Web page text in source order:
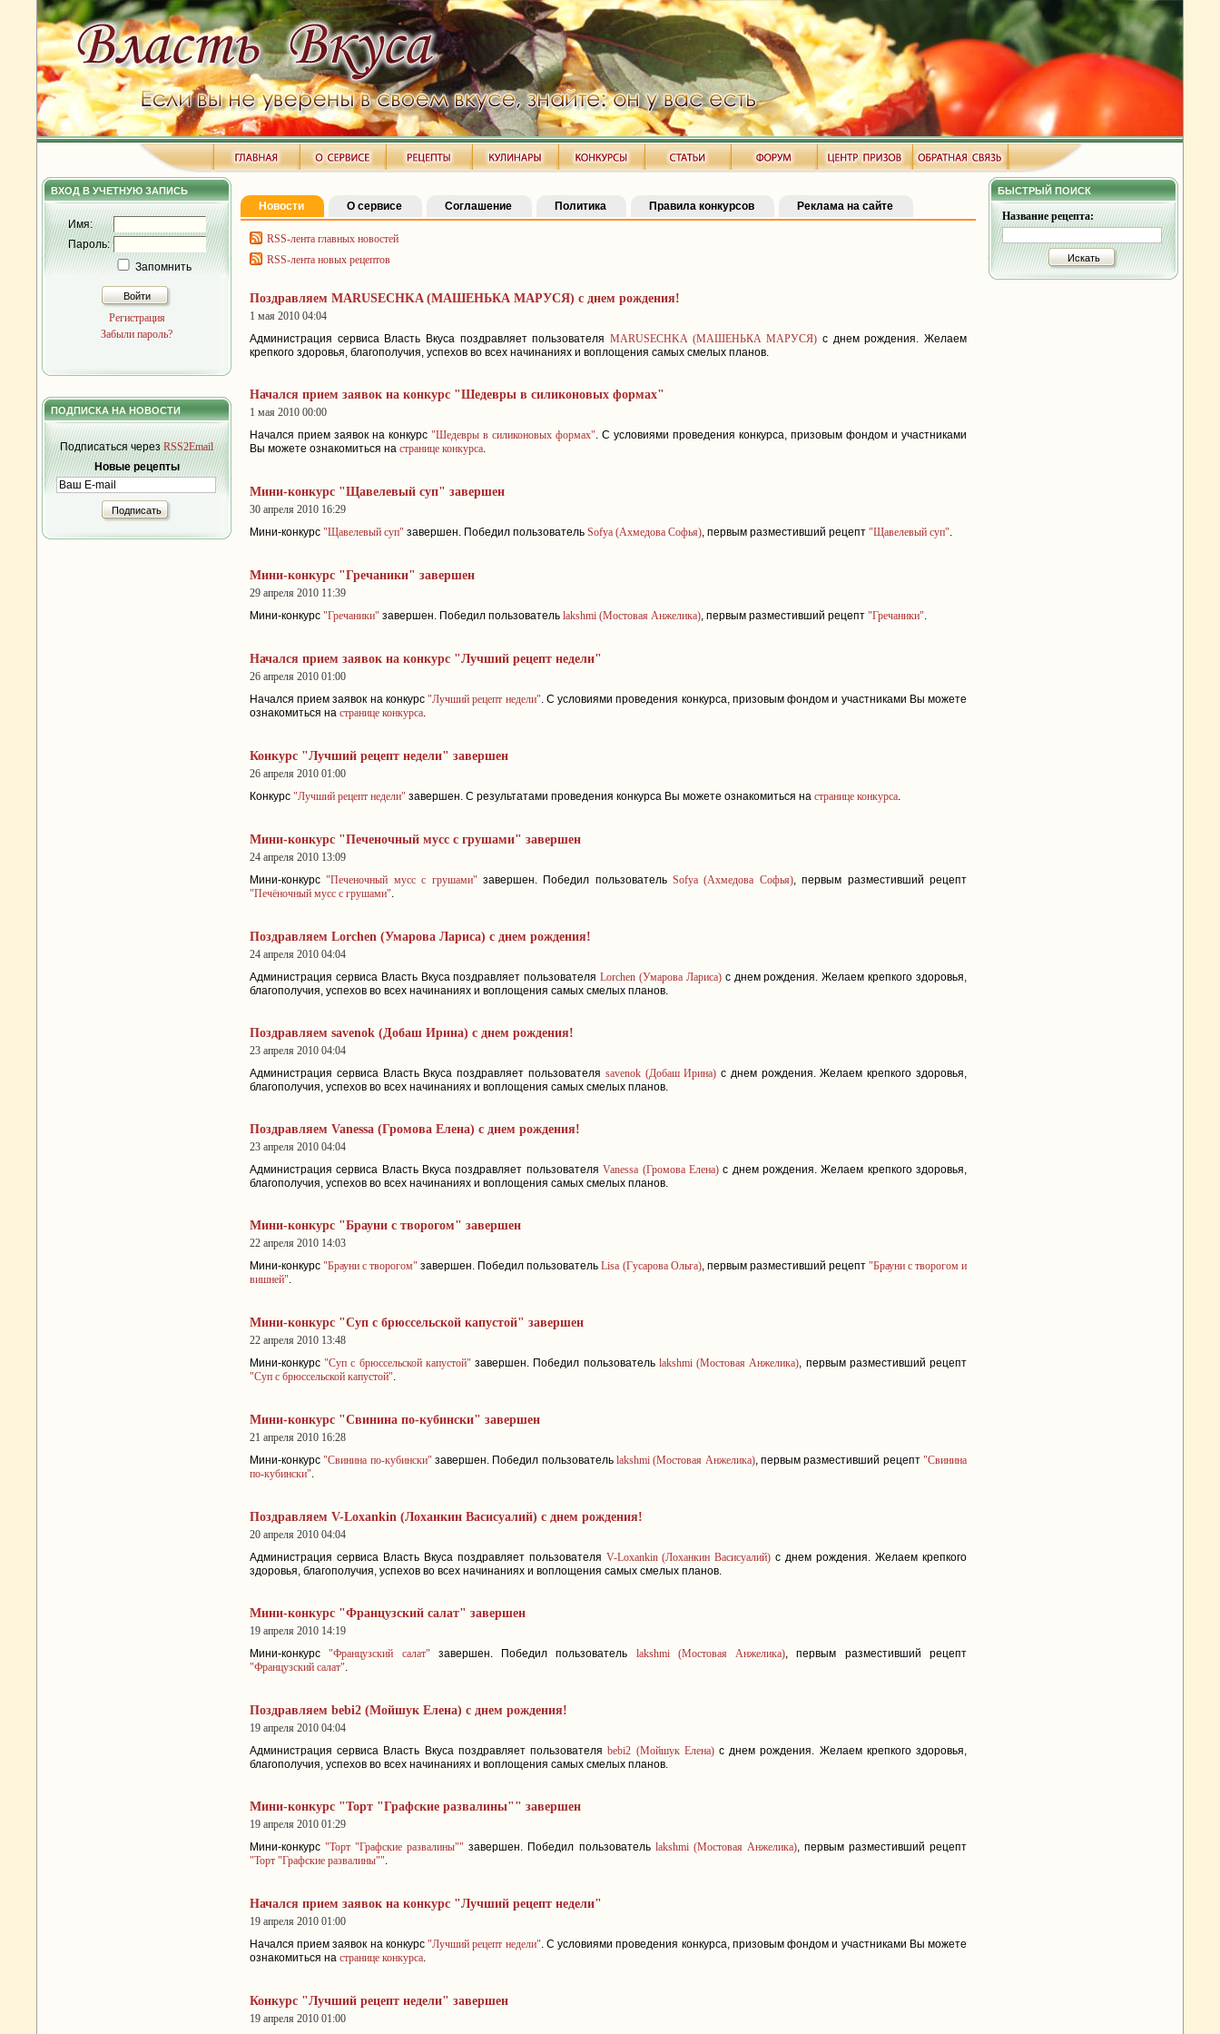
ВХОД В УЧЕТНУЮ ЗАПИСЬ
Имя:
Пароль:
Запомнить
Войти
Регистрация
Забыли пароль?
ПОДПИСКА НА НОВОСТИ
Подписаться черезRSS2Email
Новые рецепты
Подписать
Новости О сервисе Соглашение Политика Правила конкурсов Реклама на сайте
RSS-лента главных новостей
RSS-лента новых рецептов
Поздравляем MARUSECHKA (МАШЕНЬКА МАРУСЯ) с днем рождения!
1 мая 2010 04:04
Администрация сервиса Власть Вкуса поздравляет пользователя MARUSECHKA (МАШЕНЬКА МАРУСЯ) с днем рождения. Желаем
крепкого здоровья, благополучия, успехов во всех начинаниях и воплощения самых смелых планов.
Начался прием заявок на конкурс "Шедевры в силиконовых формах"
1 мая 2010 00:00
Начался прием заявок на конкурс "Шедевры в силиконовых формах". С условиями проведения конкурса, призовым фондом и участниками
Вы можете ознакомиться на странице конкурса.
Мини-конкурс "Щавелевый суп" завершен
30 апреля 2010 16:29
Мини-конкурс "Щавелевый суп" завершен. Победил пользователь Sofya (Ахмедова Софья), первым разместивший рецепт "Щавелевый суп".
Мини-конкурс "Гречаники" завершен
29 апреля 2010 11:39
Мини-конкурс "Гречаники" завершен. Победил пользователь lakshmi (Мостовая Анжелика), первым разместивший рецепт "Гречаники".
Начался прием заявок на конкурс "Лучший рецепт недели"
26 апреля 2010 01:00
Начался прием заявок на конкурс"Лучший рецепт недели". С условиями проведения конкурса, призовым фондом и участниками Вы можете
ознакомиться на странице конкурса.
Конкурс "Лучший рецепт недели" завершен
26 апреля 2010 01:00
Конкурс "Лучший рецепт недели" завершен. С результатами проведения конкурса Вы можете ознакомиться на странице конкурса.
Мини-конкурс "Печеночный мусс с грушами" завершен
24 апреля 2010 13:09
Мини-конкурс"Печеночный мусс с грушами" завершен. Победил пользовательSofya (Ахмедова Софья), первым разместивший рецепт
"Печёночный мусс с грушами".
Поздравляем Lorchen (Умарова Лариса) с днем рождения!
24 апреля 2010 04:04
Администрация сервиса Власть Вкуса поздравляет пользователяLorchen (Умарова Лариса)с днем рождения. Желаем крепкого здоровья,
благополучия, успехов во всех начинаниях и воплощения самых смелых планов.
Поздравляем savenok (Добаш Ирина) с днем рождения!
23 апреля 2010 04:04
Администрация сервиса Власть Вкуса поздравляет пользователя savenok (Добаш Ирина) с днем рождения. Желаем крепкого здоровья,
благополучия, успехов во всех начинаниях и воплощения самых смелых планов.
Поздравляем Vanessa (Громова Елена) с днем рождения!
23 апреля 2010 04:04
Администрация сервиса Власть Вкуса поздравляет пользователяVanessa (Громова Елена)с днем рождения. Желаем крепкого здоровья,
благополучия, успехов во всех начинаниях и воплощения самых смелых планов.
Мини-конкурс "Брауни с творогом" завершен
22 апреля 2010 14:03
Мини-конкурс"Брауни с творогом" завершен. Победил пользовательLisa (Гусарова Ольга), первым разместивший рецепт "Брауни с творогом и
вишней".
Мини-конкурс "Суп с брюссельской капустой" завершен
22 апреля 2010 13:48
Мини-конкурс"Суп с брюссельской капустой" завершен. Победил пользователь lakshmi (Мостовая Анжелика), первым разместивший рецепт
"Суп с брюссельской капустой".
Мини-конкурс "Свинина по-кубински" завершен
21 апреля 2010 16:28
Мини-конкурс"Свинина по-кубински" завершен. Победил пользовательlakshmi (Мостовая Анжелика), первым разместивший рецепт"Свинина
по-кубински".
Поздравляем V-Loxankin (Лоханкин Васисуалий) с днем рождения!
20 апреля 2010 04:04
Администрация сервиса Власть Вкуса поздравляет пользователя V-Loxankin (Лоханкин Васисуалий) с днем рождения. Желаем крепкого
здоровья, благополучия, успехов во всех начинаниях и воплощения самых смелых планов.
Мини-конкурс "Французский салат" завершен
19 апреля 2010 14:19
Мини-конкурс"Французский салат" завершен. Победил пользователь lakshmi (Мостовая Анжелика), первым разместивший рецепт
"Французский салат".
Поздравляем bebi2 (Мойшук Елена) с днем рождения!
19 апреля 2010 04:04
Администрация сервиса Власть Вкуса поздравляет пользователяbebi2 (Мойшук Елена)с днем рождения. Желаем крепкого здоровья,
благополучия, успехов во всех начинаниях и воплощения самых смелых планов.
Мини-конкурс "Торт "Графские развалины"" завершен
19 апреля 2010 01:29
Мини-конкурс"Торт "Графские развалины"" завершен. Победил пользователь lakshmi (Мостовая Анжелика), первым разместивший рецепт
"Торт "Графские развалины"".
Начался прием заявок на конкурс "Лучший рецепт недели"
19 апреля 2010 01:00
Начался прием заявок на конкурс"Лучший рецепт недели". С условиями проведения конкурса, призовым фондом и участниками Вы можете
ознакомиться на странице конкурса.
Конкурс "Лучший рецепт недели" завершен
19 апреля 2010 01:00
БЫСТРЫЙ ПОИСК
Название рецепта:
Искать